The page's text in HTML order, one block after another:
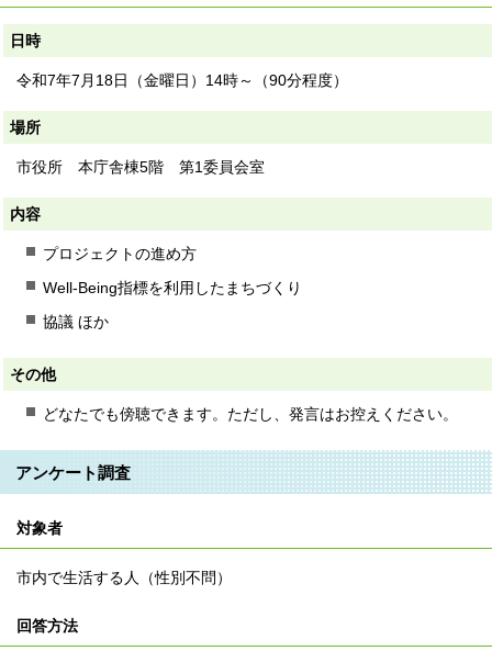
日時
令和7年7⽉18⽇（⾦曜⽇）14時～（90分程度）
場所
市役所 本庁舎棟5階 第1委員会室
内容
プロジェクトの進め⽅
Well-Being指標を利⽤したまちづくり
協議 ほか
その他
どなたでも傍聴できます。ただし、発言はお控えください。
アンケート調査
対象者
市内で生活する人（性別不問）
回答方法